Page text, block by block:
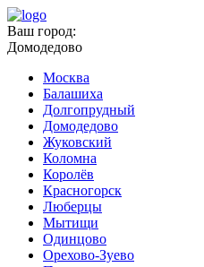
Ваш город:
Домодедово
Москва
Балашиха
Долгопрудный
Домодедово
Жуковский
Коломна
Королёв
Красногорск
Люберцы
Мытищи
Одинцово
Орехово-Зуево